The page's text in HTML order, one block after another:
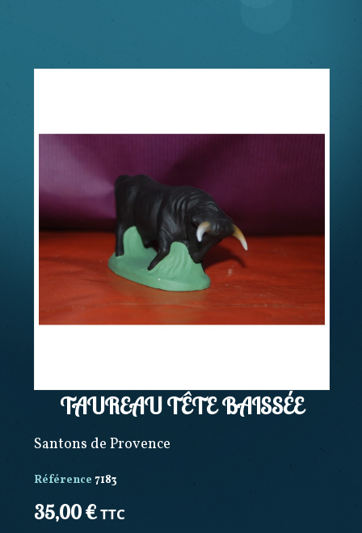
TAUREAU TÊTE BAISSÉE
Santons de Provence
Référence 7183
35,00 €TTC